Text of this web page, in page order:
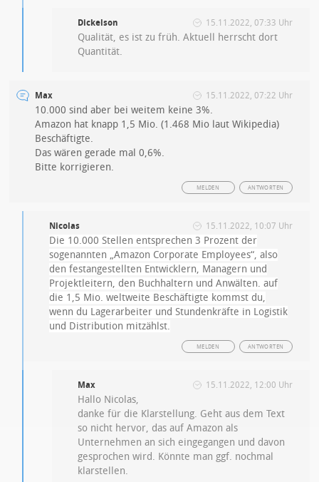
Dickelson 15.11.2022, 07:33 Uhr
Qualität, es ist zu früh. Aktuell herrscht dort
Quantität.
Max 15.11.2022, 07:22 Uhr
10.000 sind aber bei weitem keine 3%.
Amazon hat knapp 1,5 Mio. (1.468 Mio laut Wikipedia)
Beschäftigte.
Das wären gerade mal 0,6%.
Bitte korrigieren.
ANTWORTEN
MELDEN
Nicolas 15.11.2022, 10:07 Uhr
Die 10.000 Stellen entsprechen 3 Prozent der
sogenannten „Amazon Corporate Employees“, also
den festangestellten Entwicklern, Managern und
Projektleitern, den Buchhaltern und Anwälten. auf
die 1,5 Mio. weltweite Beschäftigte kommst du,
wenn du Lagerarbeiter und Stundenkräfte in Logistik
und Distribution mitzählst.
ANTWORTEN
MELDEN
Max 15.11.2022, 12:00 Uhr
Hallo Nicolas,
danke für die Klarstellung. Geht aus dem Text
so nicht hervor, das auf Amazon als
Unternehmen an sich eingegangen und davon
gesprochen wird. Könnte man ggf. nochmal
klarstellen.